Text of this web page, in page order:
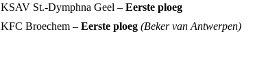
KSAV St.-Dymphna Geel – Eerste ploeg
KFC Broechem – Eerste ploeg (Beker van Antwerpen)